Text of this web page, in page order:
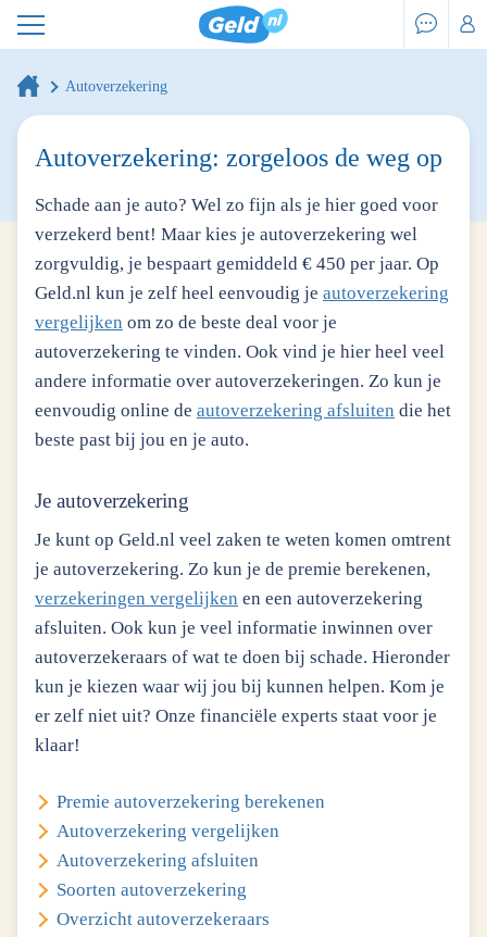
Autoverzekering
Autoverzekering: zorgeloos de weg op
Schade aan je auto? Wel zo fijn als je hier goed voor
verzekerd bent! Maar kies je autoverzekering wel
zorgvuldig, je bespaart gemiddeld € 450 per jaar. Op
Geld.nl kun je zelf heel eenvoudig je autoverzekering
vergelijken om zo de beste deal voor je
autoverzekering te vinden. Ook vind je hier heel veel
andere informatie over autoverzekeringen. Zo kun je
eenvoudig online de autoverzekering afsluiten die het
beste past bij jou en je auto.
Je autoverzekering
Je kunt op Geld.nl veel zaken te weten komen omtrent
je autoverzekering. Zo kun je de premie berekenen,
verzekeringen vergelijken en een autoverzekering
afsluiten. Ook kun je veel informatie inwinnen over
autoverzekeraars of wat te doen bij schade. Hieronder
kun je kiezen waar wij jou bij kunnen helpen. Kom je
er zelf niet uit? Onze financiële experts staat voor je
klaar!
Premie autoverzekering berekenen
Autoverzekering vergelijken
Autoverzekering afsluiten
Soorten autoverzekering
Overzicht autoverzekeraars